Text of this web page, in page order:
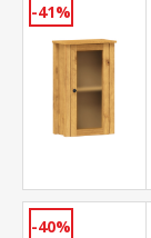
-41%
-40%